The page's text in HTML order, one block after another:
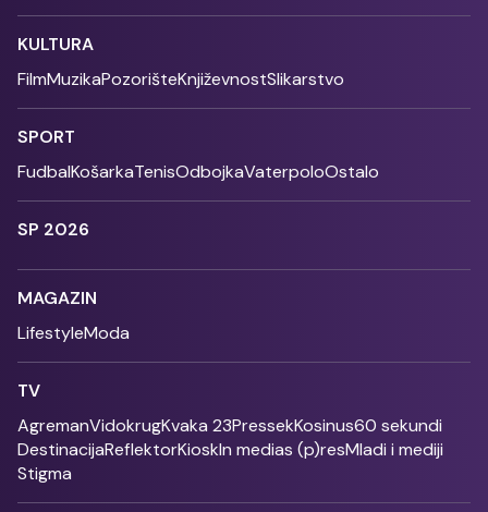
KULTURA
FilmMuzikaPozorišteKnjiževnostSlikarstvo
SPORT
FudbalKošarkaTenisOdbojkaVaterpoloOstalo
SP 2026
MAGAZIN
LifestyleModa
TV
AgremanVidokrugKvaka 23PressekKosinus60 sekundi
DestinacijaReflektorKioskIn medias (p)resMladi i mediji
Stigma